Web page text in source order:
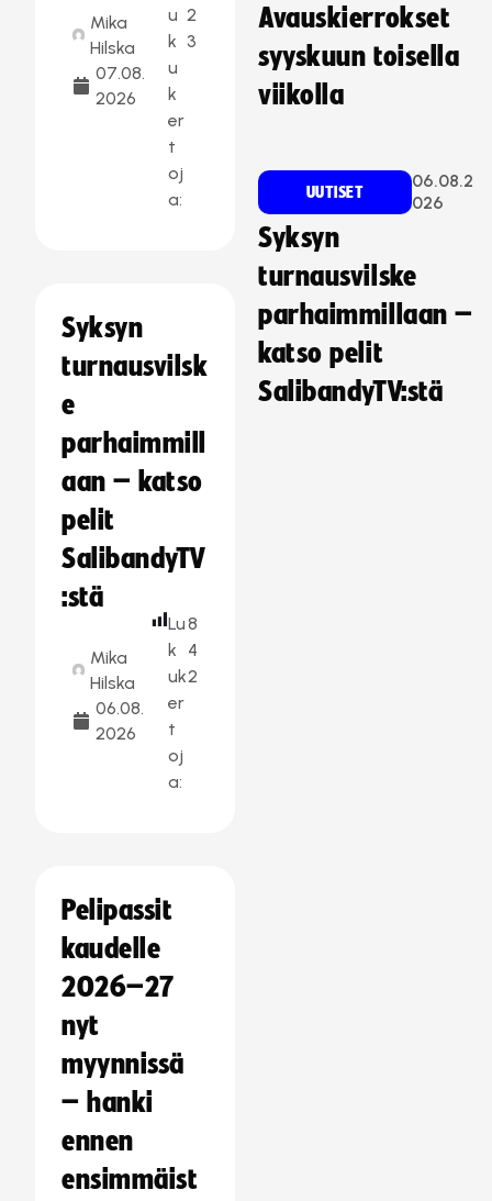
Mika
Hilska
07.08.
2026
u
k
u
k
er
t
oj
a:
2
3
Syksyn
turnausvilsk
e
parhaimmill
aan – katso
pelit
SalibandyTV
:stä
Mika
Hilska
06.08.
2026
Lu
k
uk
er
t
oj
a:
8
4
2
Pelipassit
kaudelle
2026–27
nyt
myynnissä
– hanki
ennen
ensimmäist
Avauskierrokset
syyskuun toisella
viikolla
UUTISET
06.08.2
026
Syksyn
turnausvilske
parhaimmillaan –
katso pelit
SalibandyTV:stä